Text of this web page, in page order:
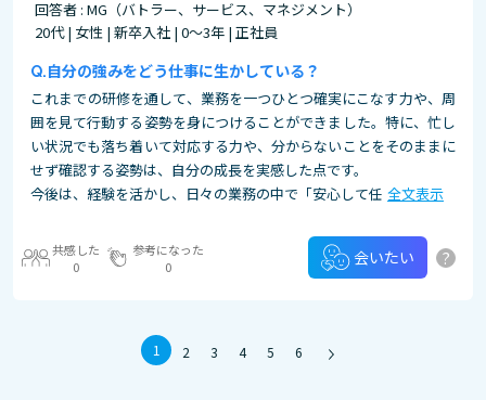
回答者 : MG（バトラー、サービス、マネジメント）
20代 | 女性 | 新卒入社 | 0～3年 | 正社員
自分の強みをどう仕事に生かしている？
これまでの研修を通して、業務を一つひとつ確実にこなす力や、周
囲を見て行動する姿勢を身につけることができました。特に、忙し
い状況でも落ち着いて対応する力や、分からないことをそのままに
せず確認する姿勢は、自分の成長を実感した点です。
今後は、経験を活かし、日々の業務の中で「安心して任 全文表示
共感した
0
参考になった
0
会いたい ?
1 2 3 4 5 6